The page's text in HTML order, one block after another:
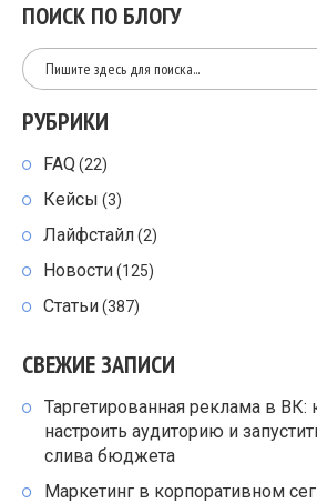
ПОИСК ПО БЛОГУ
РУБРИКИ
FAQ (22)
Кейсы (3)
Лайфстайл(2)
Новости(125)
Статьи(387)
СВЕЖИЕ ЗАПИСИ
Таргетированная реклама в ВК:
настроить аудиторию и
слива бюджета
Маркетинг в корпоративном